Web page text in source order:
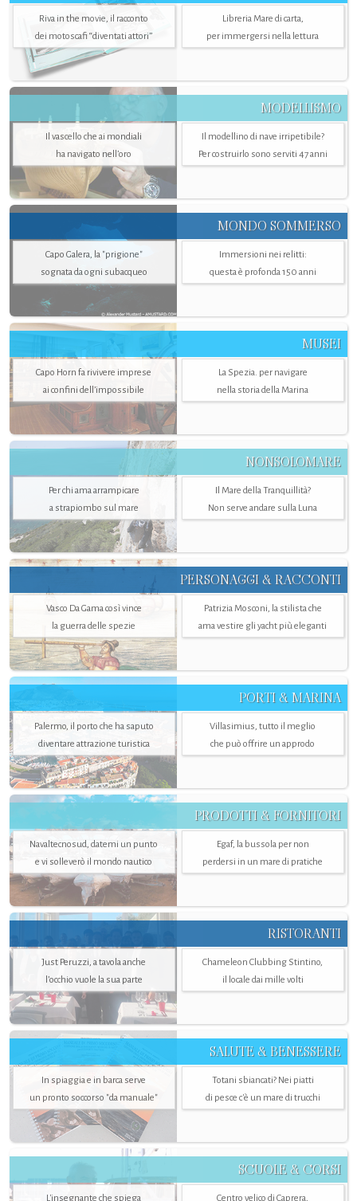
Riva in the movie, il racconto
dei motoscafi “diventati attori”
Libreria Mare di carta,
per immergersi nella lettura
MODELLISMO
Il vascello che ai mondiali
ha navigato nell’oro
Il modellino di nave irripetibile?
Per costruirlo sono serviti 47 anni
MONDO SOMMERSO
Capo Galera, la "prigione"
sognata da ogni subacqueo
Immersioni nei relitti:
questa è profonda 150 anni
MUSEI
Capo Horn fa rivivere imprese
ai confini dell’impossibile
La Spezia. per navigare
nella storia della Marina
NONSOLOMARE
Per chi ama arrampicare
a strapiombo sul mare
Il Mare della Tranquillità?
Non serve andare sulla Luna
PERSONAGGI & RACCONTI
Vasco Da Gama così vince
la guerra delle spezie
Patrizia Mosconi, la stilista che
ama vestire gli yacht più eleganti
PORTI & MARINA
Palermo, il porto che ha saputo
diventare attrazione turistica
Villasimius, tutto il meglio
che può offrire un approdo
PRODOTTI & FORNITORI
Navaltecnosud, datemi un punto
e vi solleverò il mondo nautico
Egaf, la bussola per non
perdersi in un mare di pratiche
RISTORANTI
Just Peruzzi, a tavola anche
l’occhio vuole la sua parte
Chameleon Clubbing Stintino,
il locale dai mille volti
SALUTE & BENESSERE
In spiaggia e in barca serve
un pronto soccorso "da manuale"
Totani sbiancati? Nei piatti
di pesce c'è un mare di trucchi
SCUOLE & CORSI
L'insegnante che spiega Centro velico di Caprera,